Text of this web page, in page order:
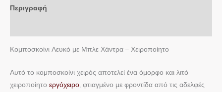
Περιγραφή
Κομποσκοίνι Λευκό με Μπλε Χάντρα – Χειροποίητο
Αυτό το κομποσκοίνι χειρός αποτελεί ένα όμορφο και λιτό
χειροποίητο εργόχειρο , φτιαγμένο με φροντίδα από τις αδελφές